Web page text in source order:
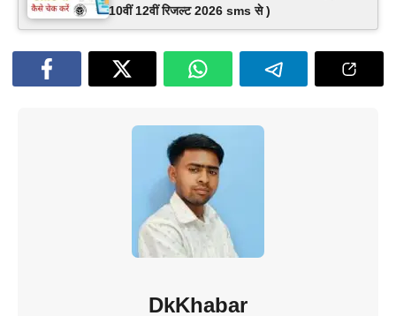
10वीं 12वीं रिजल्ट 2026 sms से )
DkKhabar